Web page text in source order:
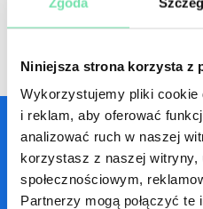
Niniejsza strona korzysta z
Wykorzystujemy pliki cookie
i reklam, aby oferować
analizować ruch w naszej
korzystasz z naszej witryny,
społecznościowym,
Partnerzy mogą połączyć
Facebook